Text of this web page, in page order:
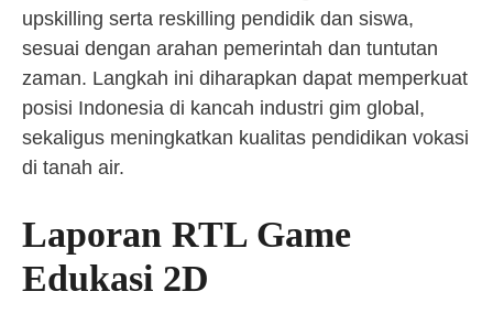
upskilling serta reskilling pendidik dan siswa,
sesuai dengan arahan pemerintah dan tuntutan
zaman. Langkah ini diharapkan dapat memperkuat
posisi Indonesia di kancah industri gim global,
sekaligus meningkatkan kualitas pendidikan vokasi
di tanah air.
Laporan RTL Game
Edukasi 2D